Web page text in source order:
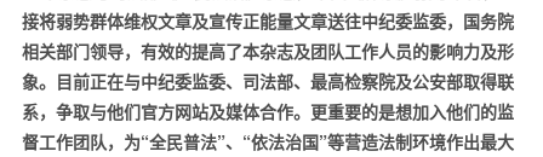
接将弱势群体维权文章及宣传正能量文章送往中纪委监委，国务院
相关部门领导，有效的提高了本杂志及团队工作人员的影响力及形
象。目前正在与中纪委监委、司法部、最高检察院及公安部取得联
系，争取与他们官方网站及媒体合作。更重要的是想加入他们的监
督工作团队，为“全民普法”、 “依法治国”等营造法制环境作出最大